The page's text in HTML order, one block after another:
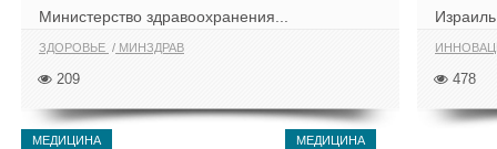
Министерство здравоохранения...
ЗДОРОВЬЕ МИНЗДРАВ
209
Израиль
478
МЕДИЦИНА МЕДИЦИНА